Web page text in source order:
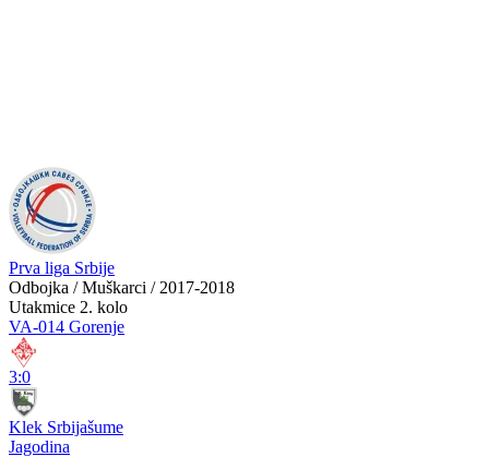
Prva liga Srbije
Odbojka / Muškarci / 2017-2018
Utakmice 2. kolo
VA-014 Gorenje
3:0
Klek Srbijašume
Jagodina